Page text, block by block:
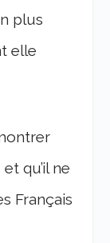
plus
elle
qu’il ne
Français